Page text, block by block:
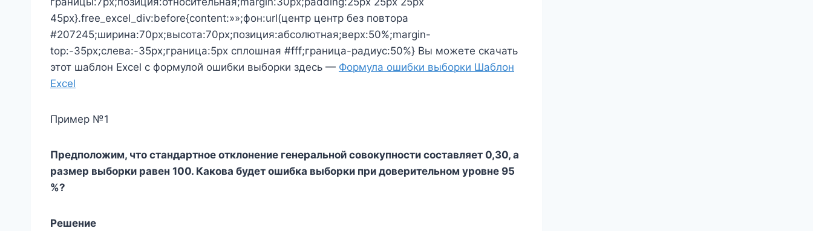
45px}.free_excel_div:before{content:»»;фон:url(центр центр без повтора
#207245;ширина:70px;высота:70px;позиция:абсолютная;верх:50%;margin-
top:-35px;слева:-35px;граница:5px сплошная #fff;граница-радиус:50%} Вы можете скачать
этот шаблон Excel с формулой ошибки выборки здесь — Формула ошибки выборки Шаблон
Excel
Пример №1
Предположим, что стандартное отклонение генеральной совокупности составляет 0,30, а
размер выборки равен 100. Какова будет ошибка выборки при доверительном уровне 95
%?
Решение